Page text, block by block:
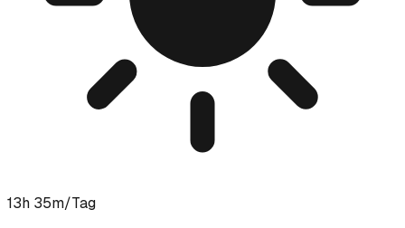
13h 35m/Tag